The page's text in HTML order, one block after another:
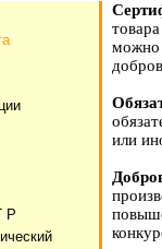
Р
или